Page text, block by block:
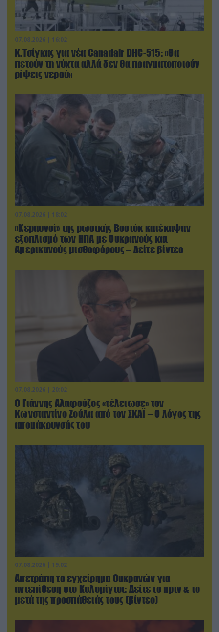
07.08.2026 | 16:02
Κ.Τσίγκας για νέα Canadair DHC-515: «Θα
πετούν τη νύχτα αλλά δεν θα πραγματοποιούν
ρίψεις νερού»
07.08.2026 | 18:02
«Κεραυνοί» της ρωσικής Βοστόκ κατέκαψαν
εξοπλισμό των ΗΠΑ με Ουκρανούς και
Αμερικανούς μισθοφόρους – Δείτε βίντεο
07.08.2026 | 20:02
Ο Γιάννης Αλαφούζος «τέλειωσε» τον
Κωνσταντίνο Ζούλα από τον ΣΚΑΪ – Ο λόγος της
απομάκρυνσής του
07.08.2026 | 19:02
Απετράπη το εγχείρημα Ουκρανών για
αντεπίθεση στο Κολομίγτσι: Δείτε το πριν & το
μετά της προσπάθειάς τους (βίντεο)